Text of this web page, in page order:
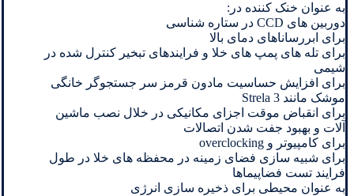
به عنوان خنک کننده در:
دوربین های CCD در ستاره شناسی
برای ابررساناهای دمای بالا
برای تله های پمپ های خلا و فرایندهای تبخیر کنترل شده در
شیمی
برای افزایش حساسیت مادون قرمز سر جستجوگر خانگی
موشک مانند Strela 3
برای انقباض موقت اجزای مکانیکی در خلال نصب ماشین
آلات و بهبود جفت شدن اتصالات
برای کامپیوتر و overclocking
برای شبیه سازی فضای زمینه در محفظه های خلا در طول
فرایند تست فضاپیماها
به عنوان محیطی برای ذخیره سازی انرژی